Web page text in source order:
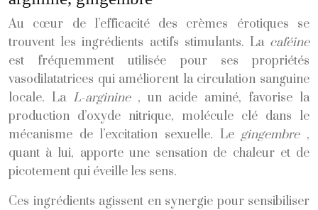
Au cœur de l’efficacité des crèmes érotiques se
trouvent les ingrédients actifs stimulants. La caféine
est fréquemment utilisée pour ses propriétés
vasodilatatrices qui améliorent la circulation sanguine
locale. La L-arginine , un acide aminé, favorise la
production d’oxyde nitrique, molécule clé dans le
mécanisme de l’excitation sexuelle. Le gingembre ,
quant à lui, apporte une sensation de chaleur et de
picotement qui éveille les sens.
Ces ingrédients agissent en synergie pour sensibiliser